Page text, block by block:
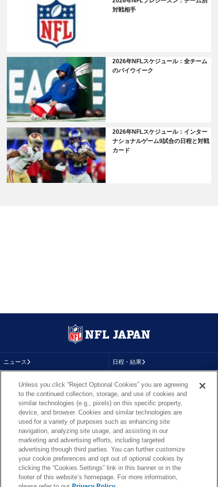
対戦相手
2026年NFLスケジュール：全チーム
のバイウイーク
2026年NFLスケジュール：インター
ナショナルゲーム9試合の日程と対戦
カード
ニュース 日程・結果
コラム テレビ
画像
チーム 順位表
選手成績 About NFL
More NFL 特集
Unless you click “Reject Optional Cookies” you are agreeing
to the continued collection, storage, and use of cookies and
similar technologies (e.g., pixels) on this specific property,
device, and browser. Cookies and similar technologies are
used for a variety of purposes such as enhancing site
navigation, analyzing site usage, and assisting in our
marketing and advertising efforts, including targeted
advertising through third parties. You can further customize
your cookie preferences and opt out of optional cookies by
clicking the “Cookies Settings” link in this banner or in the
footer of this website’s homepage. For more information,